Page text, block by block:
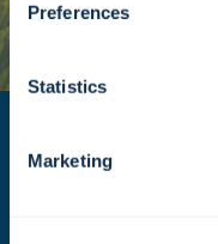
Preferences
Statistics
Marketing